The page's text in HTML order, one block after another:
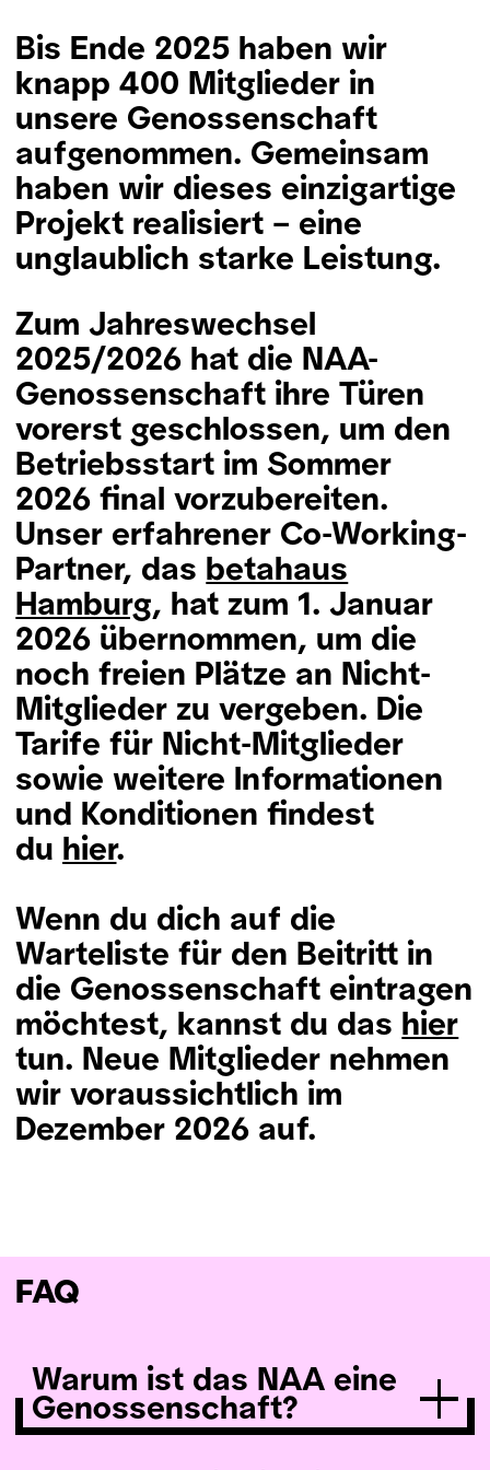
Bis Ende 2025 haben wir
knapp 400 Mitglieder in
unsere Genossenschaft
aufgenommen. Gemeinsam
haben wir dieses einzigartige
Projekt realisiert – eine
unglaublich starke Leistung.
Zum Jahreswechsel
2025/2026 hat die NAA-
Genossenschaft ihre Türen
vorerst geschlossen, um den
Betriebsstart im Sommer
2026 final vorzubereiten.
Unser erfahrener Co-Working-
Partner, das betahaus
Hamburg, hat zum 1. Januar
2026 übernommen, um die
noch freien Plätze an Nicht-
Mitglieder zu vergeben. Die
Tarife für Nicht-Mitglieder
sowie weitere Informationen
und Konditionen findest
du hier.
Wenn du dich auf die
Warteliste für den Beitritt in
die Genossenschaft eintragen
möchtest, kannst du das hier
tun. Neue Mitglieder nehmen
wir voraussichtlich im
Dezember 2026 auf.
FAQ
Warum ist das NAA eine
Genossenschaft?